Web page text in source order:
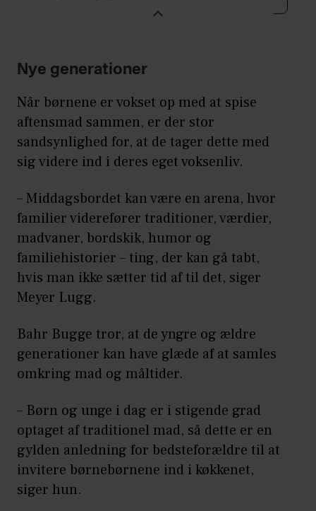
Nye generationer
Når børnene er vokset op med at spise
aftensmad sammen, er der stor
sandsynlighed for, at de tager dette med
sig videre ind i deres eget voksenliv.
– Middagsbordet kan være en arena, hvor
familier viderefører traditioner, værdier,
madvaner, bordskik, humor og
familiehistorier – ting, der kan gå tabt,
hvis man ikke sætter tid af til det, siger
Meyer Lugg.
Bahr Bugge tror, at de yngre og ældre
generationer kan have glæde af at samles
omkring mad og måltider.
– Børn og unge i dag er i stigende grad
optaget af traditionel mad, så dette er en
gylden anledning for bedsteforældre til at
invitere børnebørnene ind i køkkenet,
siger hun.